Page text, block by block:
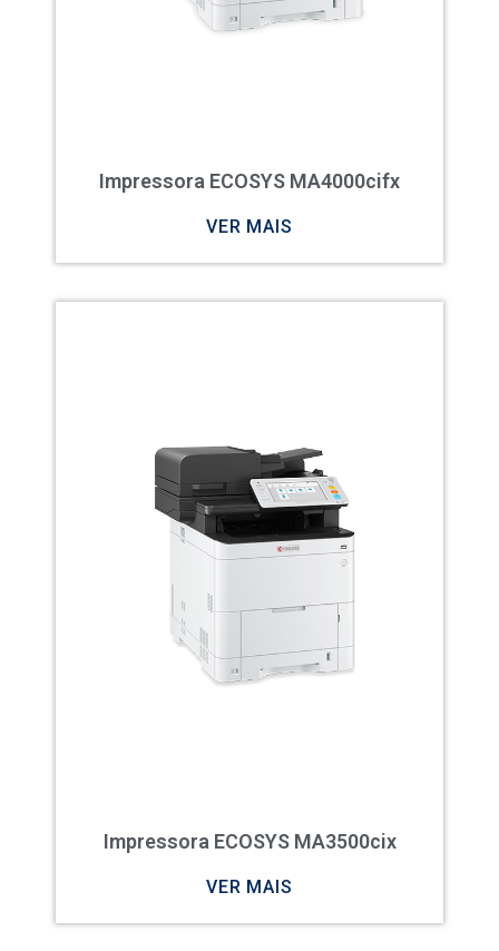
Impressora ECOSYS MA4000cifx
VER MAIS
Impressora ECOSYS MA3500cix
VER MAIS